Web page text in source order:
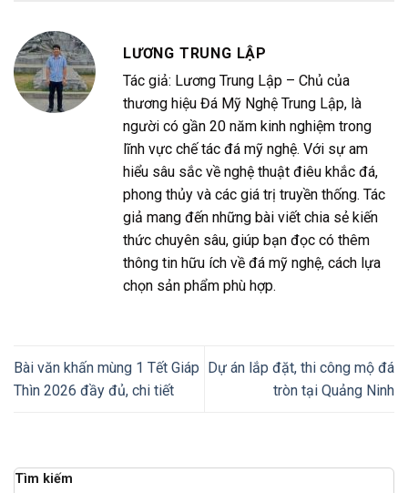
LƯƠNG TRUNG LẬP
Tác giả: Lương Trung Lập – Chủ của
thương hiệu Đá Mỹ Nghệ Trung Lập, là
người có gần 20 năm kinh nghiệm trong
lĩnh vực chế tác đá mỹ nghệ. Với sự am
hiểu sâu sắc về nghệ thuật điêu khắc đá,
phong thủy và các giá trị truyền thống. Tác
giả mang đến những bài viết chia sẻ kiến
thức chuyên sâu, giúp bạn đọc có thêm
thông tin hữu ích về đá mỹ nghệ, cách lựa
chọn sản phẩm phù hợp.
Bài văn khấn mùng 1 Tết Giáp
Thìn 2026 đầy đủ, chi tiết
Dự án lắp đặt, thi công mộ đá
tròn tại Quảng Ninh
Tìm kiếm